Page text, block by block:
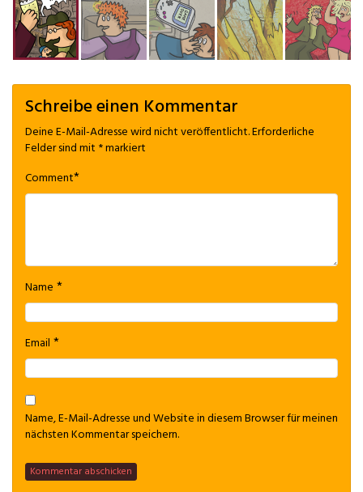
Schreibe einen Kommentar
Deine E-Mail-Adresse wird nicht veröffentlicht.Erforderliche
Felder sind mit *markiert
Comment*
Name *
Email *
Name, E-Mail-Adresse und Website in diesem Browser für meinen
nächsten Kommentar speichern.